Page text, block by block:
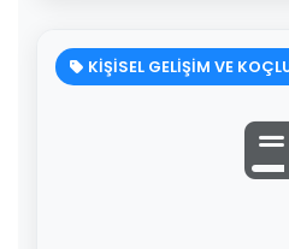
KİŞİSEL GELİŞİM VE